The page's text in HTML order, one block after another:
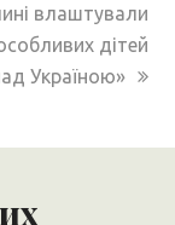
влаштували
дітей
Україною»